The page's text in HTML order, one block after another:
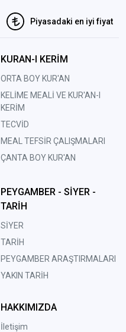
Piyasadaki en iyi fiyat
KURAN-I KERİM
ORTA BOY KUR'AN
KELİME MEALİ VE KUR'AN-I
KERİM
TECVİD
MEAL TEFSİR ÇALIŞMALARI
ÇANTA BOY KUR'AN
PEYGAMBER - SİYER -
TARİH
SİYER
TARİH
PEYGAMBER ARAŞTIRMALARI
YAKIN TARİH
HAKKIMIZDA
İletişim